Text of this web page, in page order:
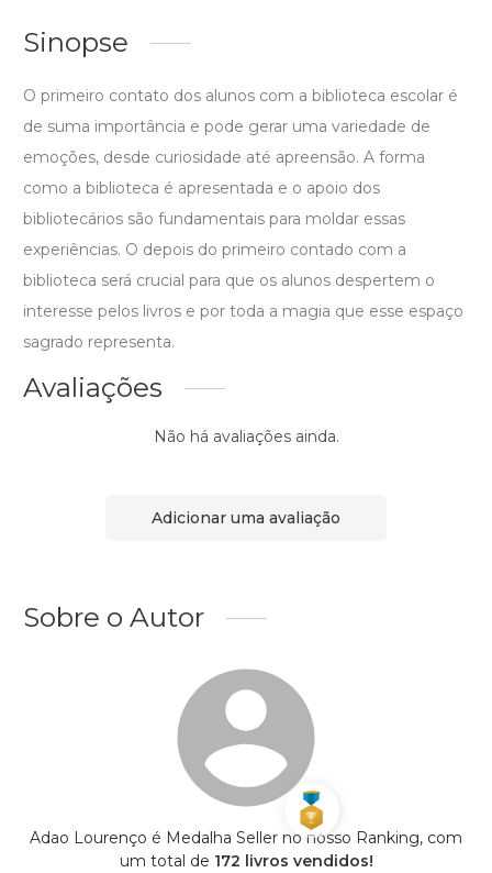
Sinopse
O primeiro contato dos alunos com a biblioteca escolar é
de suma importância e pode gerar uma variedade de
emoções, desde curiosidade até apreensão. A forma
como a biblioteca é apresentada e o apoio dos
bibliotecários são fundamentais para moldar essas
experiências. O depois do primeiro contado com a
biblioteca será crucial para que os alunos despertem o
interesse pelos livros e por toda a magia que esse espaço
sagrado representa.
Avaliações
Não há avaliações ainda.
Adicionar uma avaliação
Sobre o Autor
Adao Lourenço é Medalha Seller no nosso Ranking, com
um total de 172 livros vendidos!